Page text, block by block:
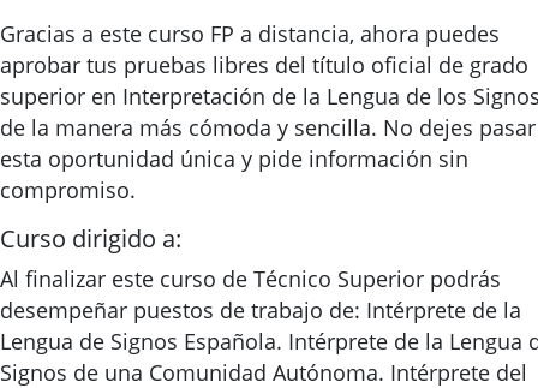
Gracias a este curso FP a distancia, ahora puedes
aprobar tus pruebas libres del título oficial de grado
superior en Interpretación de la Lengua de los
de la manera más cómoda y sencilla. No dejes pasar
esta oportunidad única y pide información sin
compromiso.
Curso dirigido a:
Al finalizar este curso de Técnico Superior podrás
desempeñar puestos de trabajo de: Intérprete de la
Lengua de Signos Española. Intérprete de la Lengua
Signos de una Comunidad Autónoma. Intérprete del